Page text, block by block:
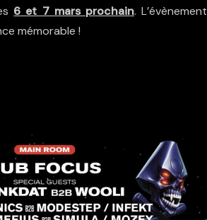
6 et 7 mars prochain. L’évènement
mémorable !